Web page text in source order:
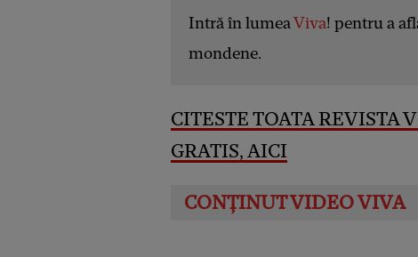
Intră în lumeaViva! pentru a
mondene.
CITESTE TOATA REVISTA
GRATIS, AICI